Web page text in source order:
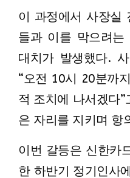
이 과정에서 사장실
들과 이를 막으려
대치가 발생했다.
“오전 10시 20분까
적 조치에 나서겠다
은 자리를 지키며 항
이번 갈등은 신한카
한 하반기 정기인사